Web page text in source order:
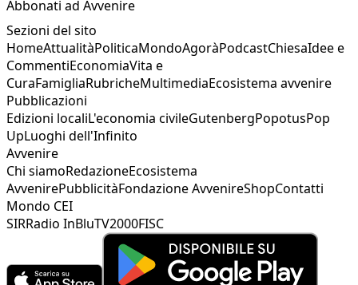
Abbonati ad Avvenire
Sezioni del sito
HomeAttualitàPoliticaMondoAgoràPodcastChiesaIdee e
CommentiEconomiaVita e
CuraFamigliaRubricheMultimediaEcosistema avvenire
Pubblicazioni
Edizioni localiL'economia civileGutenbergPopotusPop
UpLuoghi dell'Infinito
Avvenire
Chi siamoRedazioneEcosistema
AvvenirePubblicitàFondazione AvvenireShopContatti
Mondo CEI
SIRRadio InBluTV2000FISC